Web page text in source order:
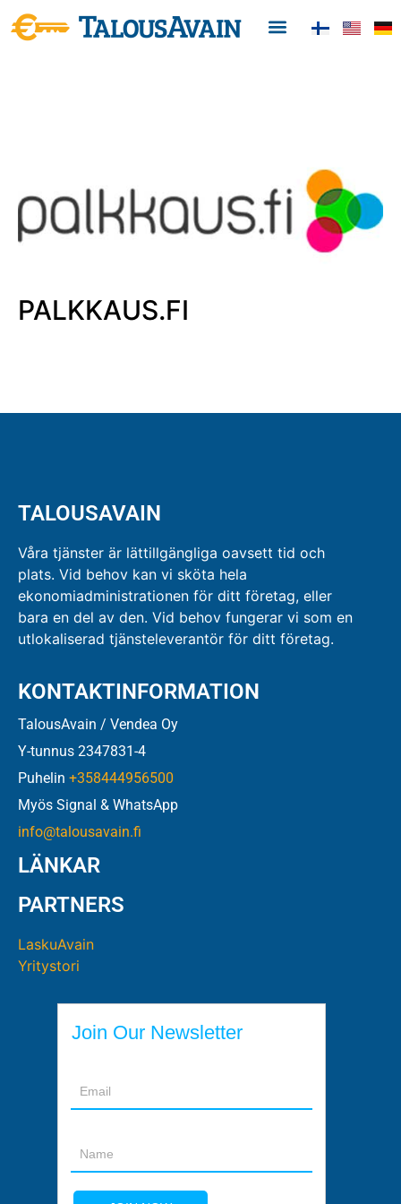
PALKKAUS.FI
TALOUSAVAIN
Våra tjänster är lättillgängliga oavsett tid och
plats. Vid behov kan vi sköta hela
ekonomiadministrationen för ditt företag, eller
bara en del av den. Vid behov fungerar vi som en
utlokaliserad tjänsteleverantör för ditt företag.
KONTAKTINFORMATION
TalousAvain / Vendea Oy
Y-tunnus 2347831-4
Puhelin +358444956500
Myös Signal & WhatsApp
info@talousavain.fi
LÄNKAR
PARTNERS
LaskuAvain
Yritystori
Join Our Newsletter